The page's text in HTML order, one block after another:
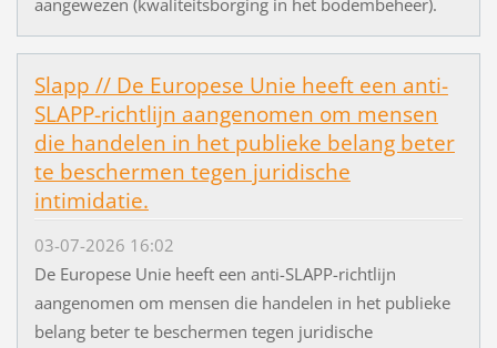
Slapp // De Europese Unie heeft een anti-
SLAPP-richtlijn aangenomen om mensen
die handelen in het publieke belang beter
te beschermen tegen juridische
intimidatie.
03-07-2026 16:02
De Europese Unie heeft een anti-SLAPP-richtlijn
aangenomen om mensen die handelen in het publieke
belang beter te beschermen tegen juridische